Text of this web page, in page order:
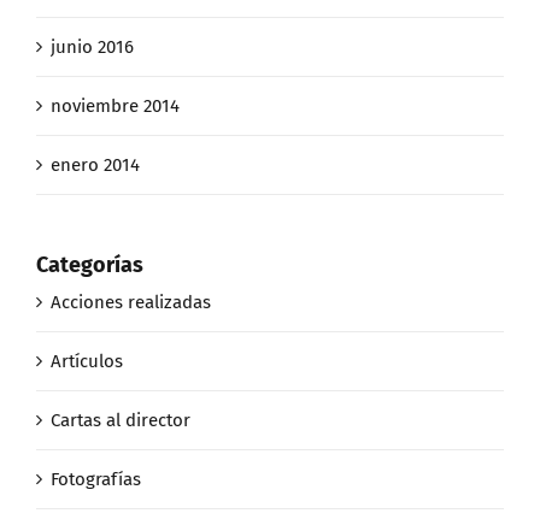
junio 2016
noviembre 2014
enero 2014
Categorías
Acciones realizadas
Artículos
Cartas al director
Fotografías